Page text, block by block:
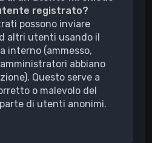
registrato?
possono inviare
altri utenti usando il
interno (ammesso,
abbiano
Questo serve a
o malevolo del
di utenti anonimi.